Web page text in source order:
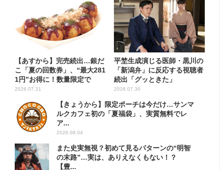
【あすから】完売続出…銀だ
こ「夏の回数券」、“最大281
1円”お得に！数量限定で
2026.07.31
平埜生成演じる医師・黒川の
「新潟弁」に反応する視聴者
続出「グッときた」
2026.07.30
【きょうから】限定ポーチは今だけ…サンマ
ルクカフェ初の「夏福袋」、実質無料でレ
ア...
2026.08.04
また史実無視？初めて見るパターンの“明智
の末路”…実は、ありえなくもない！？
【豊...